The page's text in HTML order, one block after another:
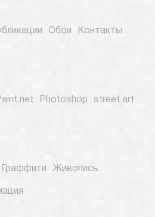
Обои Контакты
Photoshop street art
Граффити Живопись